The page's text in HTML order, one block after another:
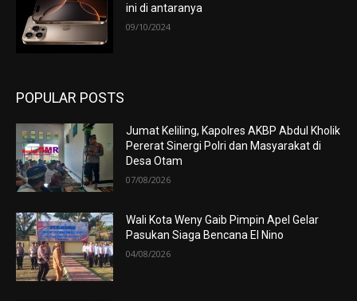
ini di antaranya
09/10/2024
POPULAR POSTS
Jumat Keliling, Kapolres AKBP Abdul Kholik
Pererat Sinergi Polri dan Masyarakat di
Desa Otam
07/08/2026
Wali Kota Weny Gaib Pimpin Apel Gelar
Pasukan Siaga Bencana El Nino
04/08/2026